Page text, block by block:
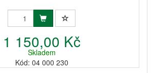
1 150,00 Kč
Skladem
Kód: 04 000 230